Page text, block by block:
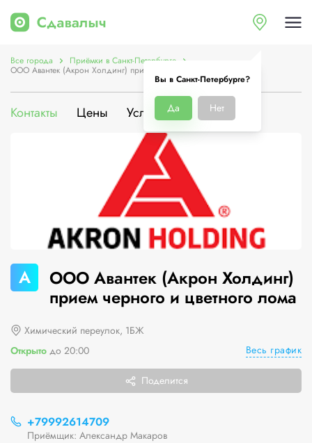
Вы в Санкт-Петербурге?
Да Нет
Все города Приёмки в Санкт-Петербурге
ООО Авантек (Акрон Холдинг) прием черного и цветного лома
Контакты Цены Услуги О компании
А
ООО Авантек (Акрон Холдинг)
прием черного и цветного лома
Химический переулок, 1БЖ
Открыто до 20:00 Весь график
Поделится
+79992614709
Приёмщик: Александр Макаров